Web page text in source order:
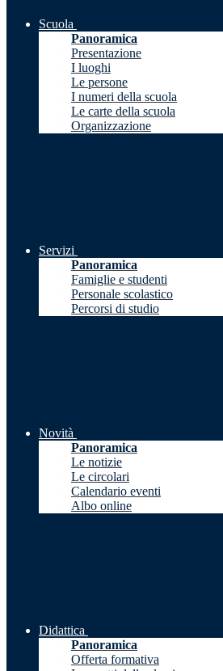
Scuola
Panoramica
Presentazione
I luoghi
Le persone
I numeri della scuola
Le carte della scuola
Organizzazione
Servizi
Panoramica
Famiglie e studenti
Personale scolastico
Percorsi di studio
Novità
Panoramica
Le notizie
Le circolari
Calendario eventi
Albo online
Didattica
Panoramica
Offerta formativa